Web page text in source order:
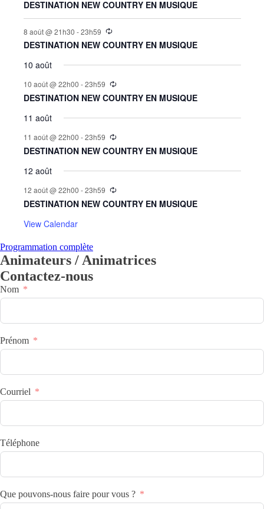
DESTINATION NEW COUNTRY EN MUSIQUE
8 août @ 21h30 -23h59
DESTINATION NEW COUNTRY EN MUSIQUE
10 août
10 août @ 22h00 -23h59
DESTINATION NEW COUNTRY EN MUSIQUE
11 août
11 août @ 22h00 -23h59
DESTINATION NEW COUNTRY EN MUSIQUE
12 août
12 août @ 22h00 -23h59
DESTINATION NEW COUNTRY EN MUSIQUE
View Calendar
Programmation complète
Animateurs / Animatrices
Contactez-nous
Nom
Prénom
Courriel
Téléphone
Que pouvons-nous faire pour vous ?